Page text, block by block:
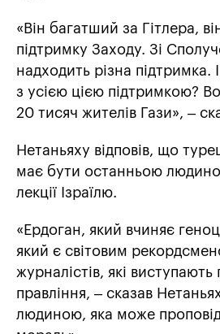
«Він багатший за Гітлера,
підтримку Заходу. Зі
надходить різна
з усією цією підтримкою?
20 тисяч жителів Гази», –
Нетаньяху відповів, що
має бути останньою
лекції Ізраїлю.
«Ердоган, який вчиняє
який є світовим
журналістів, які
правління, – сказав
людиною, яка може